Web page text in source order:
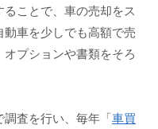
ことで、車の売却をス
車を少しでも高額で売
プションや書類をそろ
査を行い、毎年「車買